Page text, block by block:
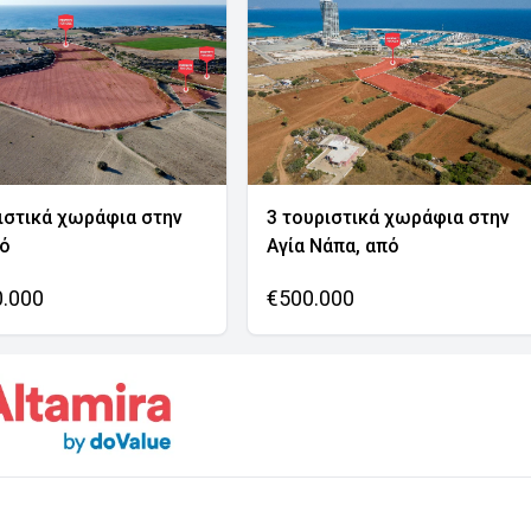
χωράφια στην
3 τουριστικά χωράφια στην
Αγία Νάπα, από
€500.000